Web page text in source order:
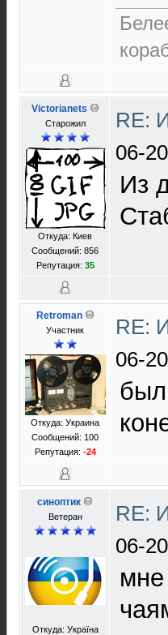
Victorianets
Старожил
Откуда: Киев
Сообщений: 856
Репутация: 35
RE:
06-
Из
Retroman
Участник
Откуда: Украина
Сообщений: 100
Репутация: -24
RE:
06-
синоптик
Ветеран
Откуда: Україна
RE:
06-